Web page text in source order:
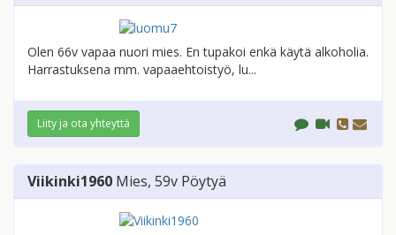
Olen 66v vapaa nuori mies. En tupakoi enkä käytä alkoholia.
Harrastuksena mm. vapaaehtoistyö, lu...
Liity ja ota yhteyttä
Viikinki1960 Mies, 59v Pöytyä